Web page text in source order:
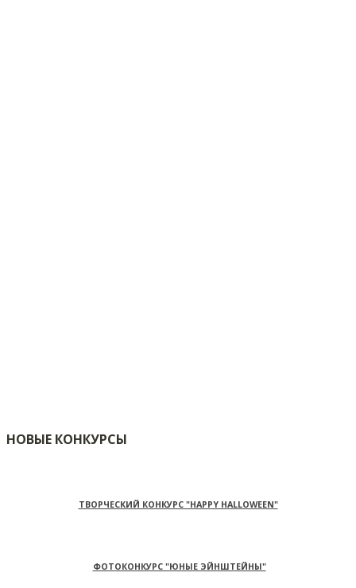
НОВЫЕ КОНКУРСЫ
ТВОРЧЕСКИЙ КОНКУРС "HAPPY HALLOWEEN"
ФОТОКОНКУРС "ЮНЫЕ ЭЙНШТЕЙНЫ"